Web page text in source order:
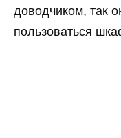
доводчиком, так
пользоваться